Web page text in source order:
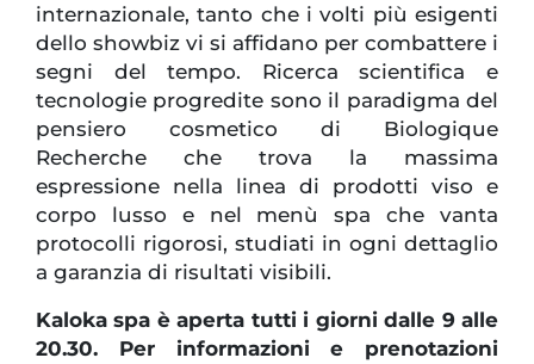
internazionale, tanto che i volti più esigenti
dello showbiz vi si affidano per combattere i
segni del tempo. Ricerca scientifica e
tecnologie progredite sono il paradigma del
pensiero cosmetico di Biologique
Recherche che trova la massima
espressione nella linea di prodotti viso e
corpo lusso e nel menù spa che vanta
protocolli rigorosi, studiati in ogni dettaglio
a garanzia di risultati visibili.
Kaloka spa è aperta tutti i giorni dalle 9 alle
20.30. Per informazioni e prenotazioni